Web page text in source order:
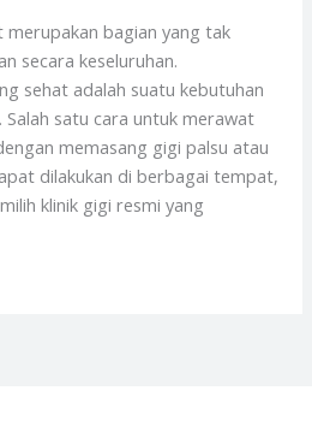
merupakan bagian yang tak
secara keseluruhan.
sehat adalah suatu kebutuhan
satu cara untuk merawat
memasang gigi palsu atau
dilakukan di berbagai tempat,
klinik gigi resmi yang